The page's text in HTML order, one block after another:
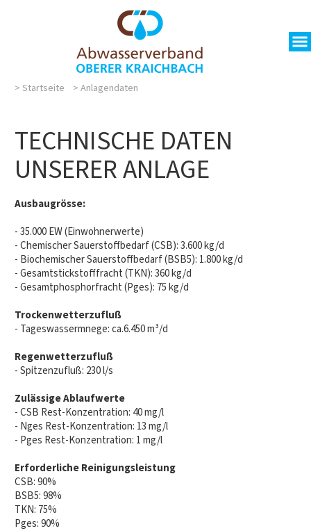
> Startseite > Anlagendaten
TECHNISCHE DATEN
UNSERER ANLAGE
Ausbaugrösse:
- 35.000 EW (Einwohnerwerte)
- Chemischer Sauerstoffbedarf (CSB): 3.600 kg/d
- Biochemischer Sauerstoffbedarf (BSB5): 1.800 kg/d
- Gesamtstickstofffracht (TKN): 360 kg/d
- Gesamtphosphorfracht (Pges): 75 kg/d
Trockenwetterzufluß
- Tageswassermnege: ca.6.450 m³/d
Regenwetterzufluß
- Spitzenzufluß: 230 l/s
Zulässige Ablaufwerte
- CSB Rest-Konzentration: 40 mg/l
- Nges Rest-Konzentration: 13 mg/l
- Pges Rest-Konzentration: 1 mg/l
Erforderliche Reinigungsleistung
CSB: 90%
BSB5: 98%
TKN: 75%
Pges: 90%